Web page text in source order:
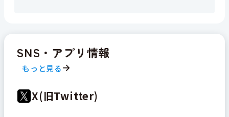
SNS・アプリ情報
もっと見る
X(旧Twitter)